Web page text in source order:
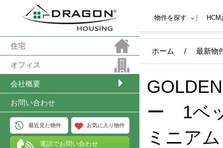
住宅
オフィス
会社概要
お問い合わせ
最近見た物件 お気に入り物件
電話でお問い合わせ
物件を探す
ホーム / 最新物
ー 1ベ
ミニアム